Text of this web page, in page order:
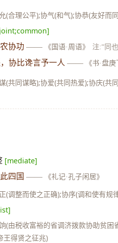
(合理公平);协气(和气);协恭(友好而
协功 —— 《国语·周语》 注:“同
协比谗言予一人 —— 《书·盘庚
(共同谋略);协爱(共同热爱);协庆(共
[mediate]
四国 —— 《礼记·孔子闲居》
(调整而使之正确);协序(调和使有规
(由税收富裕的省调济拨款协助贫
王得贤之征兆)